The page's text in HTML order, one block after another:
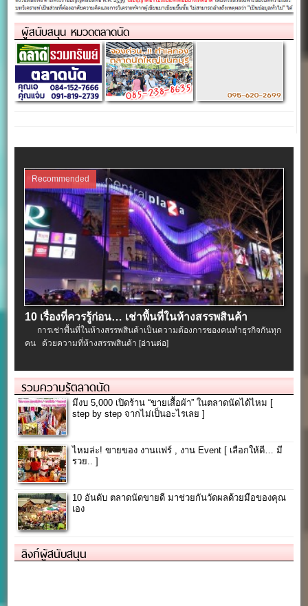
ผู้สนับสนุน หมวดตลาดนัด
Recommended
10 เรื่องที่ควรรู้ก่อน… เช่าพื้นที่ในห้างสรรพสินค้า
การเช่าพื้นที่ในห้างสรรพสินค้าเป็นความต้องการของคนทำธุรกิจกันทุก
คน ด้วยความที่ห้างสรรพสินค้า [อ่านต่อ]
รวมความรู้ตลาดนัด
มีงบ 5,000 เปิดร้าน “ขายเสื้อผ้า” ในตลาดนัดได้ไหม [
step by step จากไม่เป็นอะไรเลย ]
ไหมล่ะ! ขายของ งานแฟร์ , งาน Event [ เลือกให้ดี… มี
รวย.. ]
10 อันดับ ตลาดนัดขายดี มาช่วยกันวัดผลด้วยมือของคุณ
เอง
ลิงก์ผู้สนับสนุน